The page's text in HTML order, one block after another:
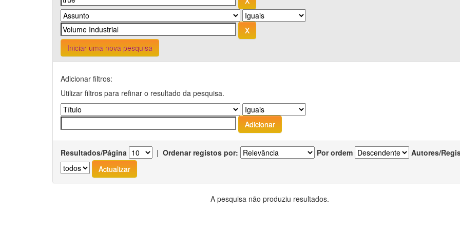
Iniciar uma nova pesquisa
Adicionar filtros:
Utilizar filtros para refinar o resultado da pesquisa.
Resultados/Página | Ordenar registos por: Por ordem Autores/
A pesquisa não produziu resultados.